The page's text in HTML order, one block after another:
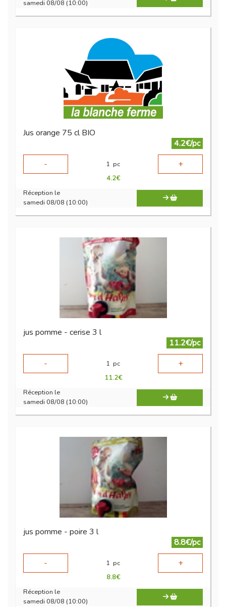
samedi 08/08 (10:00)
Jus orange 75 cl BIO
4.2€/pc
-
1 pc +
4.2€
Réception le
samedi 08/08 (10:00)
jus pomme - cerise 3 l
11.2€/pc
-
1 pc +
11.2€
Réception le
samedi 08/08 (10:00)
jus pomme - poire 3 l
8.8€/pc
-
1 pc +
8.8€
Réception le
samedi 08/08 (10:00)